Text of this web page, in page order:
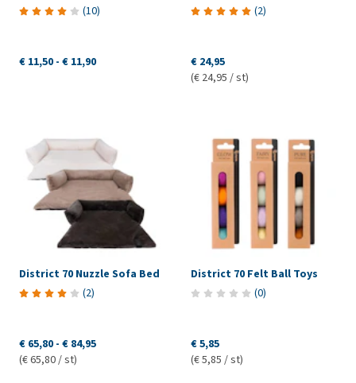
(10)
€ 11,50 - € 11,90
(2)
€ 24,95
(€ 24,95 / st)
District 70 Nuzzle Sofa Bed
(2)
€ 65,80 - € 84,95
(€ 65,80 / st)
District 70 Felt Ball Toys
(0)
€ 5,85
(€ 5,85 / st)